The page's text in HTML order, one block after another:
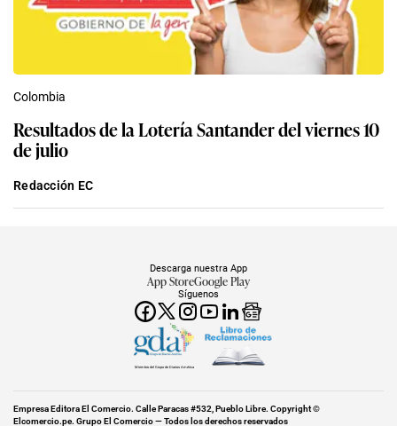
Colombia
Resultados de la Lotería Santander del viernes 10
de julio
Redacción EC
Síguenos
Descarga nuestra App
App StoreGoogle Play
Miembro del Grupo de Diarios América
Empresa Editora El Comercio. Calle Paracas #532, Pueblo Libre. Copyright ©
Elcomercio.pe. Grupo El Comercio — Todos los derechos reservados